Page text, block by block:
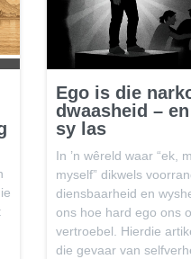
Ego is die
dwaasheid –
sy las
In ’n wêreld waar “ek,
myself” dikwels
diensbaarheid en
ons hoe hard ego ons
vertroebel. Hierdie
die gevaar van